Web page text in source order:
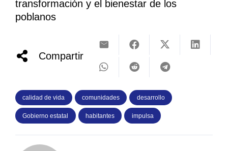
transformación y el bienestar de los
poblanos
Compartir
calidad de vida comunidades desarrollo
Gobierno estatal habitantes impulsa